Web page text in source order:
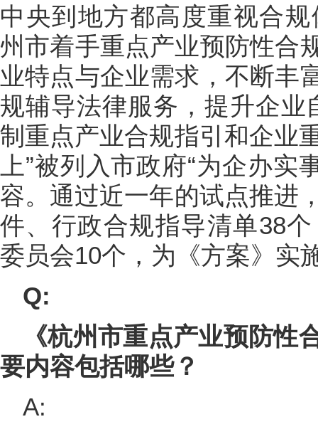
中央到地方都高度重视合
州市着手重点产业预防性合
业特点与企业需求，不断丰
规辅导法律服务，提升企业
制重点产业合规指引和企业
上”被列入市政府“为企办实
容。通过近一年的试点推进
件、行政合规指导清单38
委员会10个，为《方案》实
Q:
《杭州市重点产业预防性
要内容包括哪些？
A: